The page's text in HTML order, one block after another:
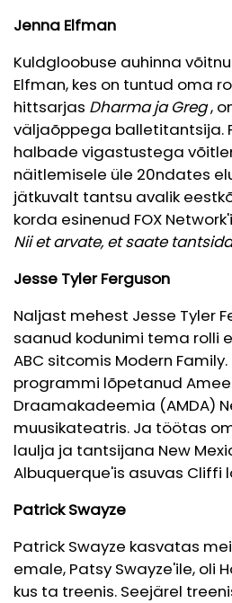
Jenna Elfman
Kuldgloobuse auhinna
Elfman, kes on tuntud oma
hittsarjas Dharma ja Greg,
väljaõppega balletitantsija.
halbade vigastustega
näitlemisele üle 20ndates
jätkuvalt tantsu avalik
korda esinenud FOX
Nii et arvate, et saate tantsida
Jesse Tyler Ferguson
Naljast mehest Jesse Tyler
saanud kodunimi tema rolli
ABC sitcomis Modern Family.
programmi lõpetanud
Draamakadeemia (AMDA)
muusikateatris. Ja töötas
laulja ja tantsijana New
Albuquerque'is asuvas Cliffi
Patrick Swayze
Patrick Swayze kasvatas
emale, Patsy Swayze'ile, oli
kus ta treenis. Seejärel